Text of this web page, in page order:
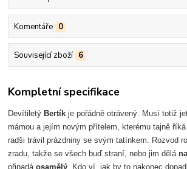
Komentáře 0
Související zboží 6
Kompletní specifikace
Devítiletý Bertík je pořádně otrávený. Musí totiž
mámou a jejím novým přítelem, kterému tajně
radši trávil prázdniny se svým tatínkem. Rozvod
zradu, takže se všech buď straní, nebo jim dělá
připadáosamělý. Kdo ví, jak by to nakonec